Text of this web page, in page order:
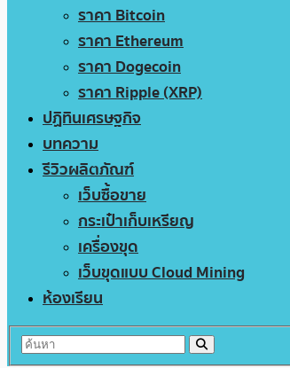
ราคา Bitcoin
ราคา Ethereum
ราคา Dogecoin
ราคา Ripple (XRP)
ปฏิทินเศรษฐกิจ
บทความ
รีวิวผลิตภัณฑ์
เว็บซื้อขาย
กระเป๋าเก็บเหรียญ
เครื่องขุด
เว็บขุดแบบ Cloud Mining
ห้องเรียน